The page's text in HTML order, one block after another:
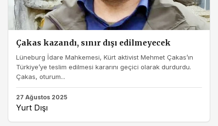
Çakas kazandı, sınır dışı edilmeyecek
Lüneburg İdare Mahkemesi, Kürt aktivist Mehmet Çakas’ın
Türkiye’ye teslim edilmesi kararını geçici olarak durdurdu.
Çakas, oturum...
27 Ağustos 2025
Yurt Dışı